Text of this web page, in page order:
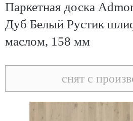
Паркетная доска
Дуб Белый Рустик
маслом, 158 мм
снят с